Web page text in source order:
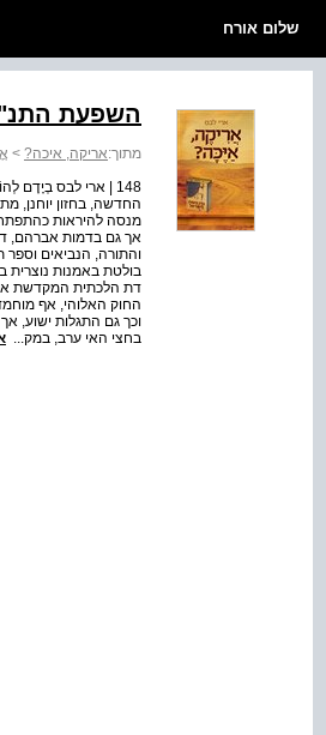
שלום אורח
השפעת
מתוך:אריקה, איכה? >
148 | ארי לבס
החדשה, בחזון יוחנן,
מנסה להיראות
אך גם בדמות אברהם,
והתורה, הנביאים
בולטת באמנות נוצרית
דת הלכתית המקדשת
החוק האלוהי, אף
וכך גם התגלות ישוע,
בחצי האי ערב, במק...